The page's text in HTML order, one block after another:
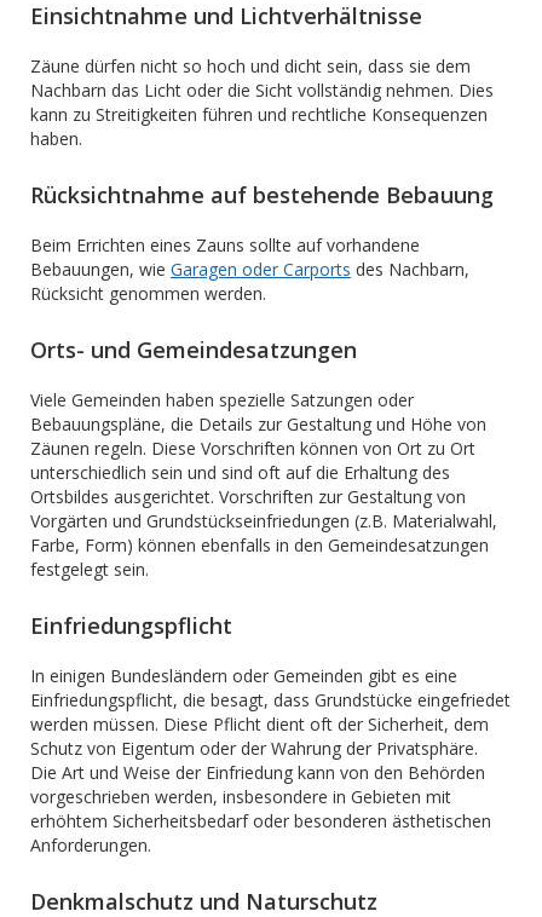
Einsichtnahme und Lichtverhältnisse
Zäune dürfen nicht so hoch und dicht sein, dass sie dem
Nachbarn das Licht oder die Sicht vollständig nehmen. Dies
kann zu Streitigkeiten führen und rechtliche Konsequenzen
haben.
Rücksichtnahme auf bestehende Bebauung
Beim Errichten eines Zauns sollte auf vorhandene
Bebauungen, wie Garagen oder Carports des Nachbarn,
Rücksicht genommen werden.
Orts- und Gemeindesatzungen
Viele Gemeinden haben spezielle Satzungen oder
Bebauungspläne, die Details zur Gestaltung und Höhe von
Zäunen regeln. Diese Vorschriften können von Ort zu Ort
unterschiedlich sein und sind oft auf die Erhaltung des
Ortsbildes ausgerichtet. Vorschriften zur Gestaltung von
Vorgärten und Grundstückseinfriedungen (z.B. Materialwahl,
Farbe, Form) können ebenfalls in den Gemeindesatzungen
festgelegt sein.
Einfriedungspflicht
In einigen Bundesländern oder Gemeinden gibt es eine
Einfriedungspflicht, die besagt, dass Grundstücke eingefriedet
werden müssen. Diese Pflicht dient oft der Sicherheit, dem
Schutz von Eigentum oder der Wahrung der Privatsphäre.
Die Art und Weise der Einfriedung kann von den Behörden
vorgeschrieben werden, insbesondere in Gebieten mit
erhöhtem Sicherheitsbedarf oder besonderen ästhetischen
Anforderungen.
Denkmalschutz und Naturschutz